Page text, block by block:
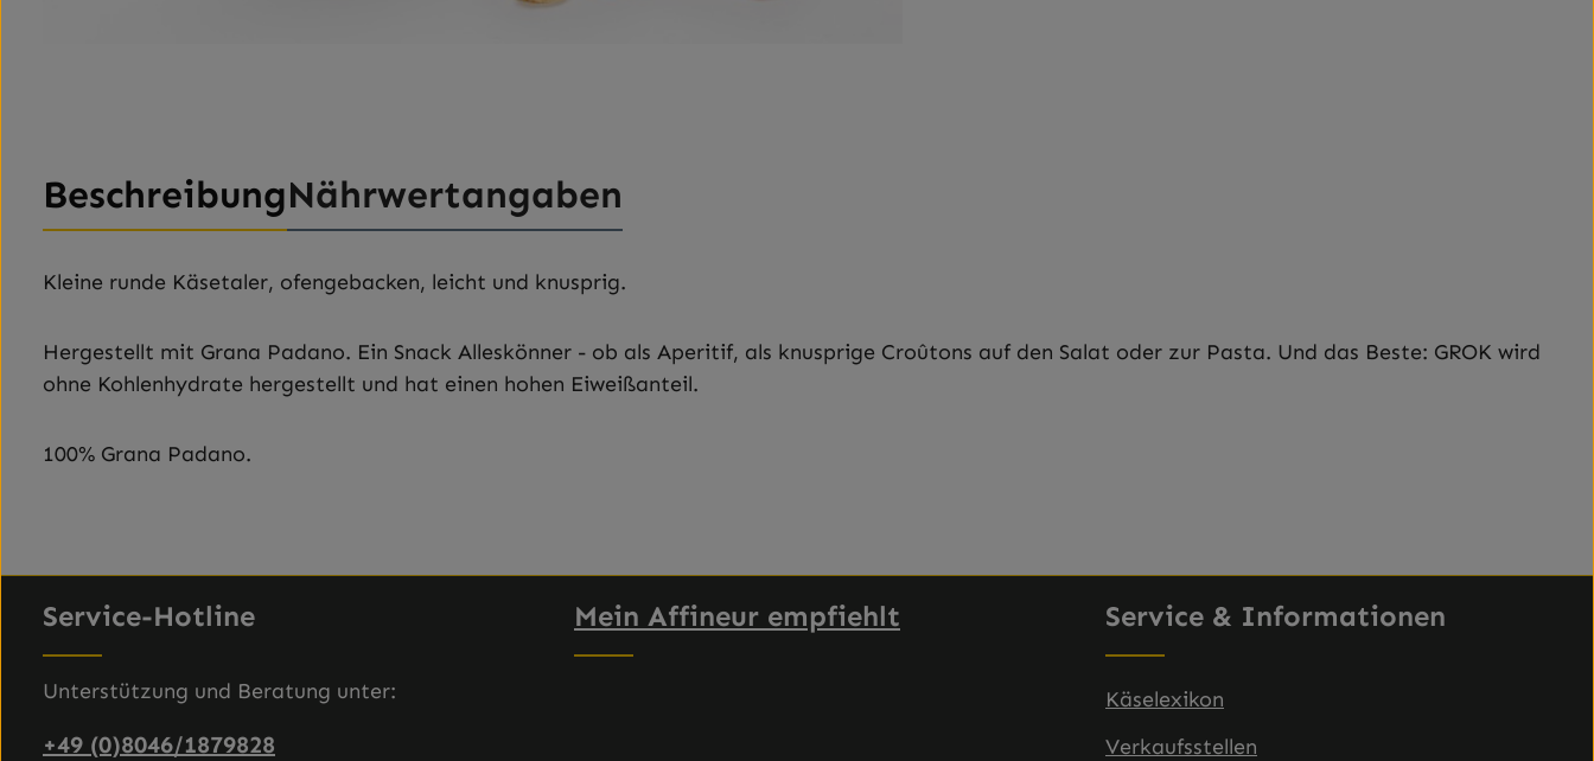
BeschreibungNährwertangaben
Kleine runde Käsetaler, ofengebacken, leicht und knusprig.
Hergestellt mit Grana Padano. Ein Snack Alleskönner - ob als Aperitif, als knusprige Croûtons auf den Salat oder zur Pasta. Und das Beste: GROK wird
ohne Kohlenhydrate hergestellt und hat einen hohen Eiweißanteil.
100% Grana Padano.
Service-Hotline
Unterstützung und Beratung unter:
+49 (0)8046/1879828
Mein Affineur empfiehlt Service & Informationen
Käselexikon
Verkaufsstellen